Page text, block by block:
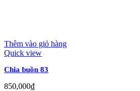
Thêm vào giỏ hàng
Quick view
Chia buồn 83
850,000₫